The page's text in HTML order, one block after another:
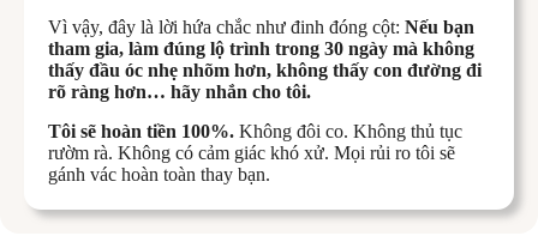
Vì vậy, đây là lời hứa chắc như đinh đóng cột: Nếu bạn
tham gia, làm đúng lộ trình trong 30 ngày mà không
thấy đầu óc nhẹ nhõm hơn, không thấy con đường đi
rõ ràng hơn… hãy nhắn cho tôi.
Tôi sẽ hoàn tiền 100%. Không đôi co. Không thủ tục
rườm rà. Không có cảm giác khó xử. Mọi rủi ro tôi sẽ
gánh vác hoàn toàn thay bạn.